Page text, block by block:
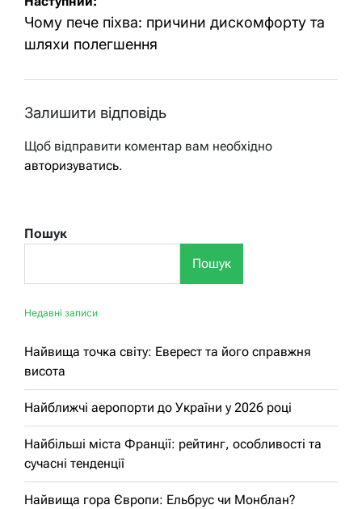
Чому пече піхва: причини дискомфорту та
шляхи полегшення
Залишити відповідь
Щоб відправити коментар вам необхідно
авторизуватись.
Пошук
Пошук
Недавні записи
Найвища точка світу: Еверест та його справжня
висота
Найближчі аеропорти до України у 2026 році
Найбільші міста Франції: рейтинг, особливості та
сучасні тенденції
Найвища гора Європи: Ельбрус чи Монблан?